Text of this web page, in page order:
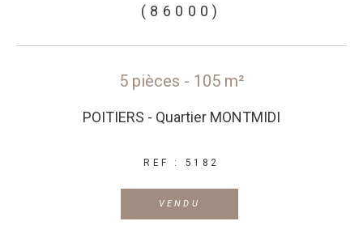
(86000)
5 pièces - 105 m²
POITIERS - Quartier MONTMIDI
REF : 5182
VENDU